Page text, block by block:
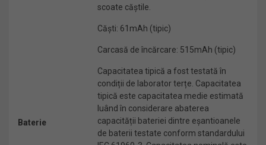
scoate căștile.
Baterie
Căști: 61mAh (tipic)
Carcasă de încărcare: 515mAh (tipic)
Capacitatea tipică a fost testată în
condiții de laborator terțe. Capacitatea
tipică este capacitatea medie estimată
luând în considerare abaterea
capacității bateriei dintre eșantioanele
de baterii testate conform standardului